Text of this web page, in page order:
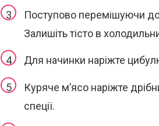
Поступово перемішуючи
Залишіть тісто в
Для начинки наріжте
Куряче м’ясо наріжте
спеції.